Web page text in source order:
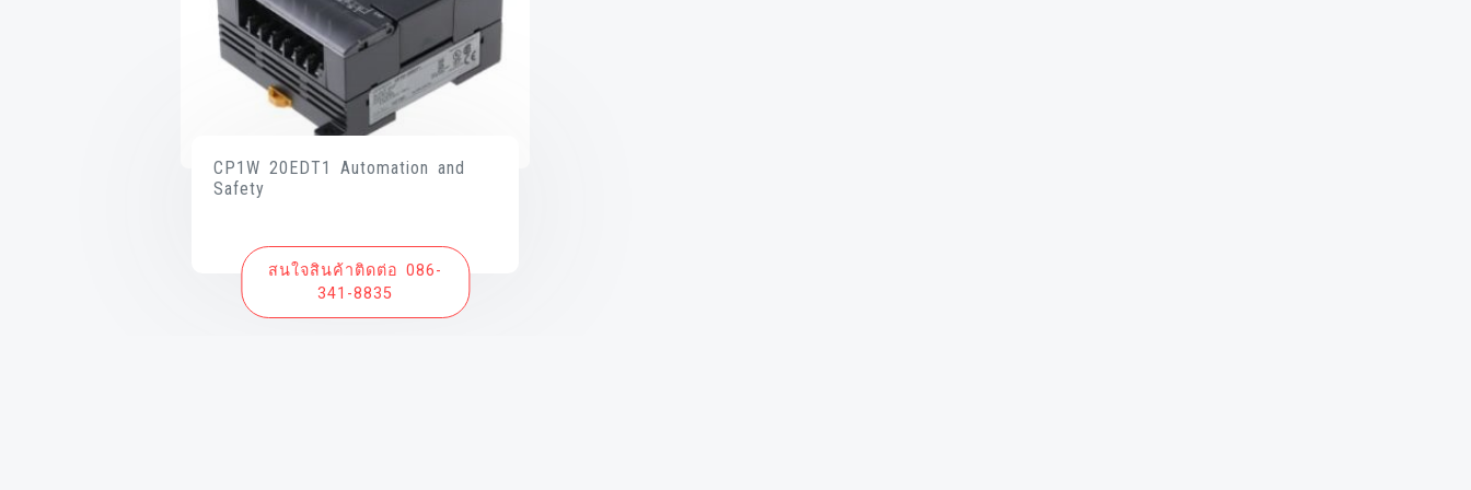
CP1W 20EDT1 Automation and
Safety
สนใจสินค้าติดต่อ 086-
341-8835